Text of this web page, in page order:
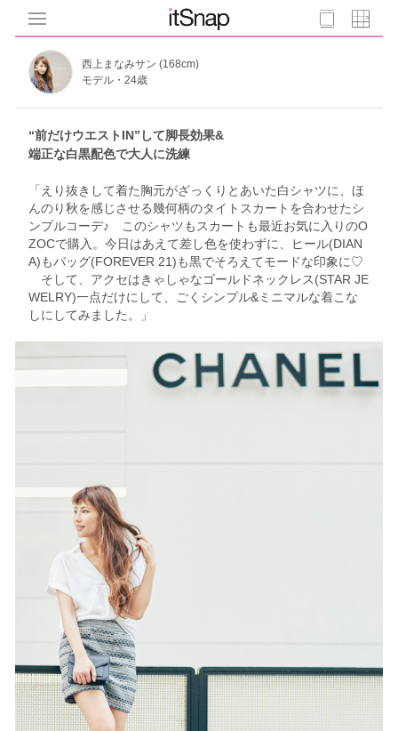
西上まなみサン (168cm)
モデル・24歳
“前だけウエストIN”して脚長効果&
端正な白黒配色で大人に洗練
「えり抜きして着た胸元がざっくりとあいた白シャツに、ほ
んのり秋を感じさせる幾何柄のタイトスカートを合わせたシ
ンプルコーデ♪ このシャツもスカートも最近お気に入りのO
ZOCで購入。今日はあえて差し色を使わずに、ヒール(DIAN
A)もバッグ(FOREVER 21)も黒でそろえてモードな印象に♡
そして、アクセはきゃしゃなゴールドネックレス(STAR JE
WELRY)一点だけにして、ごくシンプル&ミニマルな着こな
しにしてみました。」